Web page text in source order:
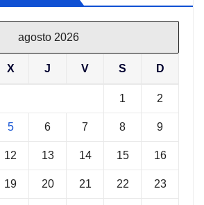
agosto 2026
X J V S D
1 2
5 6 7 8 9
12 13 14 15 16
19 20 21 22 23